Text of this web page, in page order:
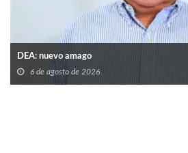
DEA: nuevo amago
6 de agosto de 2026